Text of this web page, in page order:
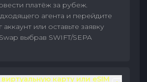
платёж за рубеж.
агента и перейдите
аккаунт или оставьте заявку
выбрав SWIFT/SEPA
карту или eSIM